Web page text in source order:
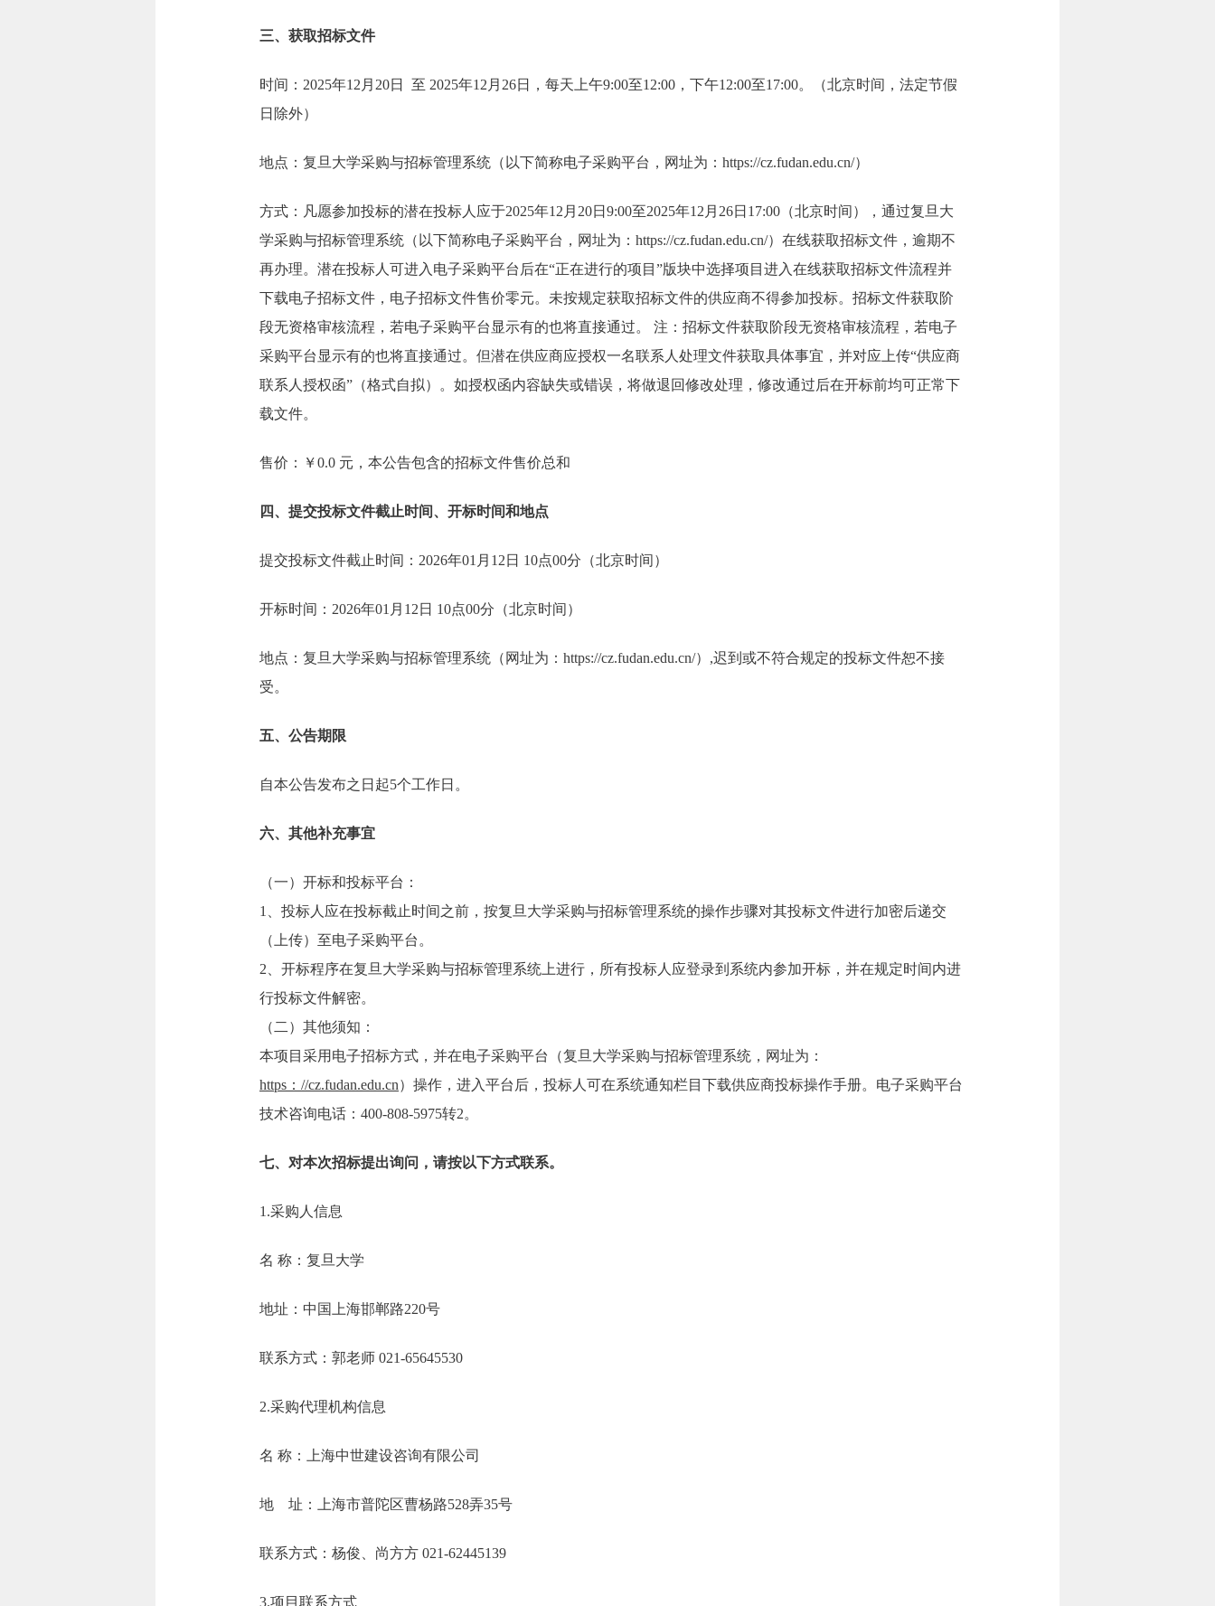
三、获取招标文件
时间：2025年12月20日 至 2025年12月26日，每天上午9:00至12:00，下午12:00至17:00。（北京时间，法定节假
日除外）
地点：复旦大学采购与招标管理系统（以下简称电子采购平台，网址为：https://cz.fudan.edu.cn/）
方式：凡愿参加投标的潜在投标人应于2025年12月20日9:00至2025年12月26日17:00（北京时间），通过复旦大
学采购与招标管理系统（以下简称电子采购平台，网址为：https://cz.fudan.edu.cn/）在线获取招标文件，逾期不
再办理。潜在投标人可进入电子采购平台后在“正在进行的项目”版块中选择项目进入在线获取招标文件流程并
下载电子招标文件，电子招标文件售价零元。未按规定获取招标文件的供应商不得参加投标。招标文件获取阶
段无资格审核流程，若电子采购平台显示有的也将直接通过。 注：招标文件获取阶段无资格审核流程，若电子
采购平台显示有的也将直接通过。但潜在供应商应授权一名联系人处理文件获取具体事宜，并对应上传“供应商
联系人授权函”（格式自拟）。如授权函内容缺失或错误，将做退回修改处理，修改通过后在开标前均可正常下
载文件。
售价：￥0.0 元，本公告包含的招标文件售价总和
四、提交投标文件截止时间、开标时间和地点
提交投标文件截止时间：2026年01月12日 10点00分（北京时间）
开标时间：2026年01月12日 10点00分（北京时间）
地点：复旦大学采购与招标管理系统（网址为：https://cz.fudan.edu.cn/）,迟到或不符合规定的投标文件恕不接
受。
五、公告期限
自本公告发布之日起5个工作日。
六、其他补充事宜
（一）开标和投标平台：
1、投标人应在投标截止时间之前，按复旦大学采购与招标管理系统的操作步骤对其投标文件进行加密后递交
（上传）至电子采购平台。
2、开标程序在复旦大学采购与招标管理系统上进行，所有投标人应登录到系统内参加开标，并在规定时间内进
行投标文件解密。
（二）其他须知：
本项目采用电子招标方式，并在电子采购平台（复旦大学采购与招标管理系统，网址为：
https：//cz.fudan.edu.cn）操作，进入平台后，投标人可在系统通知栏目下载供应商投标操作手册。电子采购平台
技术咨询电话：400-808-5975转2。
七、对本次招标提出询问，请按以下方式联系。
1.采购人信息
名 称：复旦大学
地址：中国上海邯郸路220号
联系方式：郭老师 021-65645530
2.采购代理机构信息
名 称：上海中世建设咨询有限公司
地 址：上海市普陀区曹杨路528弄35号
联系方式：杨俊、尚方方 021-62445139
3.项目联系方式